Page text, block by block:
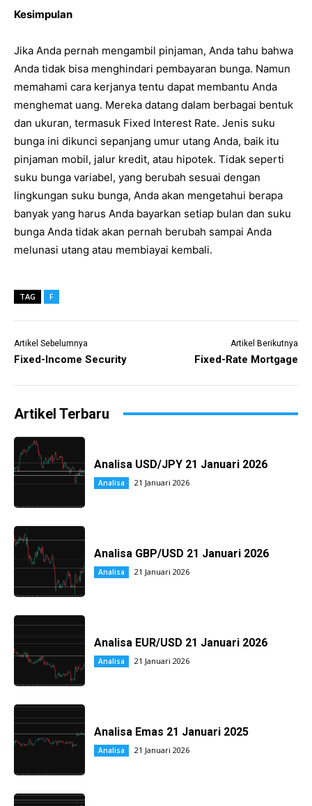
Kesimpulan
Jika Anda pernah mengambil pinjaman, Anda tahu bahwa
Anda tidak bisa menghindari pembayaran bunga. Namun
memahami cara kerjanya tentu dapat membantu Anda
menghemat uang. Mereka datang dalam berbagai bentuk
dan ukuran, termasuk Fixed Interest Rate. Jenis suku
bunga ini dikunci sepanjang umur utang Anda, baik itu
pinjaman mobil, jalur kredit, atau hipotek. Tidak seperti
suku bunga variabel, yang berubah sesuai dengan
lingkungan suku bunga, Anda akan mengetahui berapa
banyak yang harus Anda bayarkan setiap bulan dan suku
bunga Anda tidak akan pernah berubah sampai Anda
melunasi utang atau membiayai kembali.
TAG F
Artikel Sebelumnya
Fixed-Income Security
Artikel Berikutnya
Fixed-Rate Mortgage
Artikel Terbaru
Analisa USD/JPY 21 Januari 2026
Analisa 21 Januari 2026
Analisa GBP/USD 21 Januari 2026
Analisa 21 Januari 2026
Analisa EUR/USD 21 Januari 2026
Analisa 21 Januari 2026
Analisa Emas 21 Januari 2025
Analisa 21 Januari 2026